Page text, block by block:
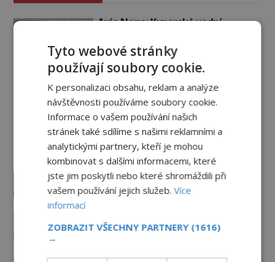
Ayia Napa: Kyperské vodní
povahou
7.8.2026
Ztracený hrob svatého Mikuláše:
Tajná výprava, která odnesla
nejslavnější relikvii do Itálie
7.8.2026 2.1TIS
Kam zmizely ostatky světců?
Relikvie, které putují Evropou a
dodnes budí úžas
6.8.2026 2.9TIS
sloup už 1 600 let nezná rez?
Tyto webové stránky
používají soubory cookie.
K personalizaci obsahu, reklam a analýze
návštěvnosti používáme soubory cookie.
Informace o vašem používání našich
stránek také sdílíme s našimi reklamními a
analytickými partnery, kteří je mohou
kombinovat s dalšími informacemi, které
jste jim poskytli nebo které shromáždili při
vašem používání jejich služeb.Více
informací
ZOBRAZIT VŠECHNY PARTNERY (1616)
→